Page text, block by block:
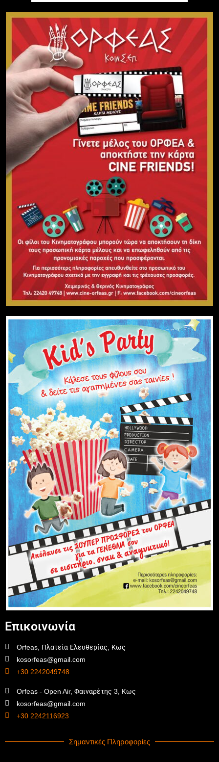
Επικοινωνία
Orfeas, Πλατεία Ελευθερίας, Κως
kosorfeas@gmail.com
+30 2242049748
Orfeas - Open Air, Φαιναρέτης 3, Κως
kosorfeas@gmail.com
+30 2242116923
Σημαντικές Πληροφορίες